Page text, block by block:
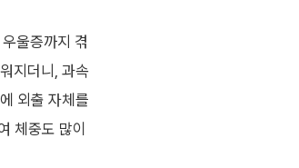
울증까지 겪
지더니, 과속
외출 자체를
체중도 많이